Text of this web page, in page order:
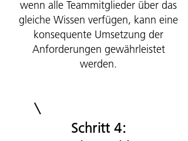
wenn alle Teammitglieder über das
gleiche Wissen verfügen, kann eine
konsequente Umsetzung der
Anforderungen gewährleistet
werden.
Schritt 4: